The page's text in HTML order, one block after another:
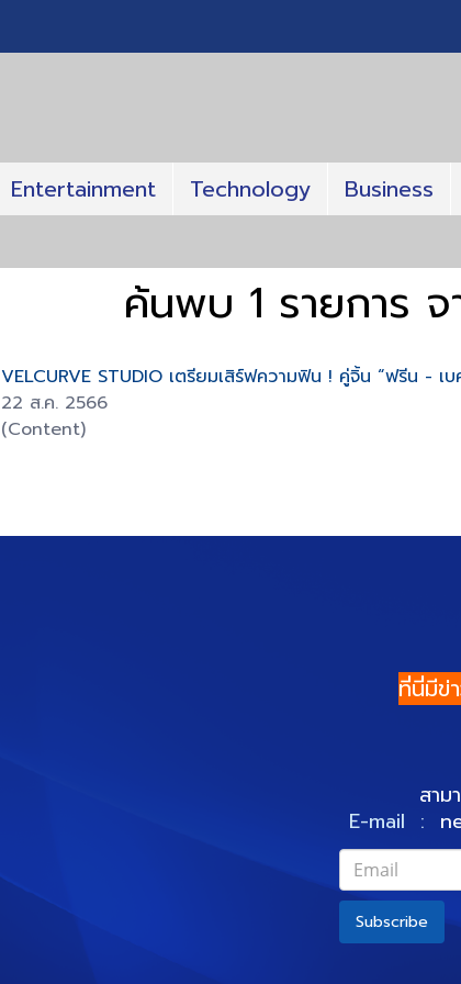
Entertainment Technology Business
ค้นพบ 1 รายการ
VELCURVE STUDIO เตรียมเสิร์ฟความฟิน ! คู่จิ้น “ฟรีน -
22 ส.ค. 2566
(Content)
ที่นี่มีข่
สาม
E-mail :
Subscribe